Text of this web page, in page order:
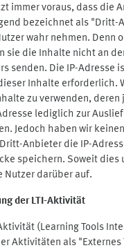
immer voraus, dass die
bezeichnet als "Dritt-
wahr nehmen. Denn
sie die Inhalte nicht an
senden. Die IP-Adresse
Inhalte erforderlich.
zu verwenden, deren
lediglich zur
Jedoch haben wir
Anbieter die IP-
speichern. Soweit dies
Nutzer darüber auf.
der LTI-Aktivität
(Learning Tools
Aktivitäten als "Externes